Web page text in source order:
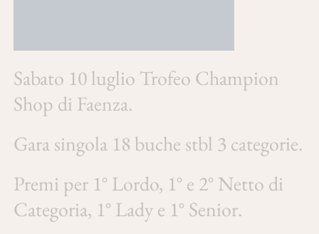
Sabato 10 luglio Trofeo Champion
Shop di Faenza.
Gara singola 18 buche stbl 3 categorie.
Premi per 1° Lordo, 1° e 2° Netto di
Categoria, 1° Lady e 1° Senior.